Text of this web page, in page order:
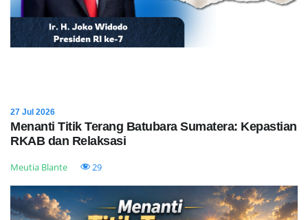
27 Jul 2026
Menanti Titik Terang Batubara Sumatera: Kepastian
RKAB dan Relaksasi
Meutia Blante 29